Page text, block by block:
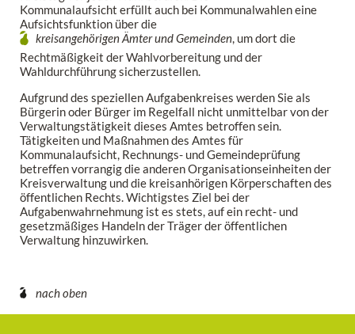
Kommunalaufsicht erfüllt auch bei Kommunalwahlen eine
Aufsichtsfunktion über die
kreisangehörigen Ämter und Gemeinden, um dort die
Rechtmäßigkeit der Wahlvorbereitung und der
Wahldurchführung sicherzustellen.
Aufgrund des speziellen Aufgabenkreises werden Sie als
Bürgerin oder Bürger im Regelfall nicht unmittelbar von der
Verwaltungstätigkeit dieses Amtes betroffen sein.
Tätigkeiten und Maßnahmen des Amtes für
Kommunalaufsicht, Rechnungs- und Gemeindeprüfung
betreffen vorrangig die anderen Organisationseinheiten der
Kreisverwaltung und die kreisanhörigen Körperschaften des
öffentlichen Rechts. Wichtigstes Ziel bei der
Aufgabenwahrnehmung ist es stets, auf ein recht- und
gesetzmäßiges Handeln der Träger der öffentlichen
Verwaltung hinzuwirken.
nach oben